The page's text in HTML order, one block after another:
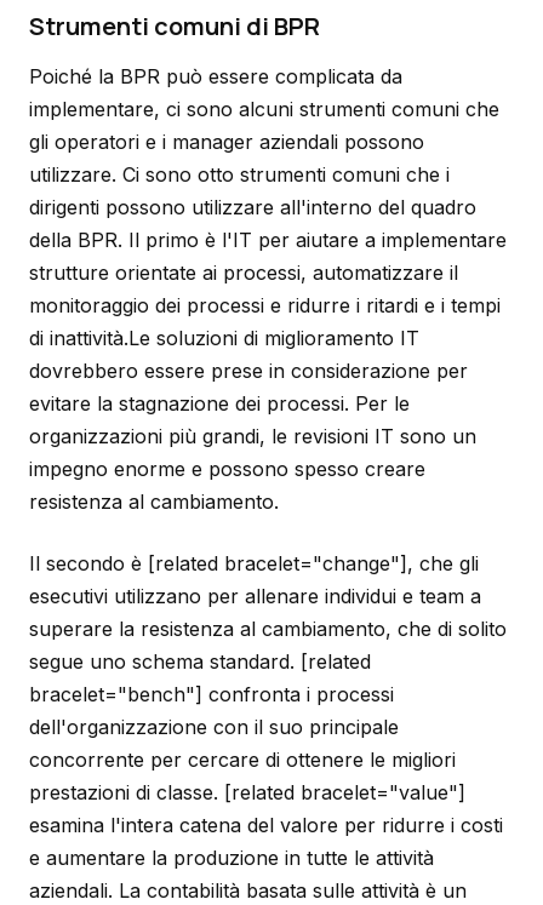
Strumenti comuni di BPR
Poiché la BPR può essere complicata da
implementare, ci sono alcuni strumenti comuni che
gli operatori e i manager aziendali possono
utilizzare. Ci sono otto strumenti comuni che i
dirigenti possono utilizzare all'interno del quadro
della BPR. Il primo è l'IT per aiutare a implementare
strutture orientate ai processi, automatizzare il
monitoraggio dei processi e ridurre i ritardi e i tempi
di inattività.Le soluzioni di miglioramento IT
dovrebbero essere prese in considerazione per
evitare la stagnazione dei processi. Per le
organizzazioni più grandi, le revisioni IT sono un
impegno enorme e possono spesso creare
resistenza al cambiamento.
Il secondo è [related bracelet="change"], che gli
esecutivi utilizzano per allenare individui e team a
superare la resistenza al cambiamento, che di solito
segue uno schema standard. [related
bracelet="bench"] confronta i processi
dell'organizzazione con il suo principale
concorrente per cercare di ottenere le migliori
prestazioni di classe. [related bracelet="value"]
esamina l'intera catena del valore per ridurre i costi
e aumentare la produzione in tutte le attività
aziendali. La contabilità basata sulle attività è un